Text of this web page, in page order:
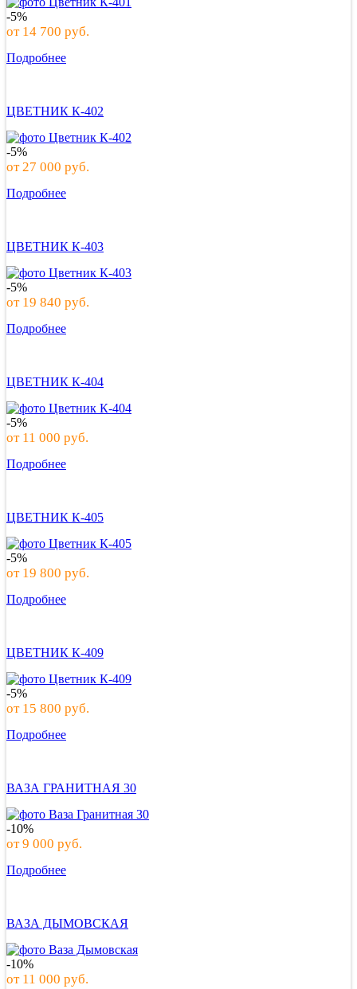
-5%
от 14 700 руб.
Подробнее
ЦВЕТНИК К-402
-5%
от27 000 руб.
Подробнее
ЦВЕТНИК К-403
-5%
от 19 840 руб.
Подробнее
ЦВЕТНИК К-404
-5%
от 11 000 руб.
Подробнее
ЦВЕТНИК К-405
-5%
от 19 800 руб.
Подробнее
ЦВЕТНИК К-409
-5%
от 15 800 руб.
Подробнее
ВАЗА ГРАНИТНАЯ 30
-10%
от9 000 руб.
Подробнее
ВАЗА ДЫМОВСКАЯ
-10%
от 11 000 руб.